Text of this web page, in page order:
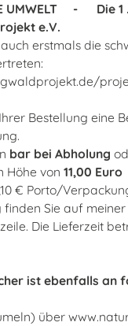
UMWELT - Die 1
e.V.
erstmals die
Bestellung eine
bar bei Abholung
Höhe von 11,00 Euro
€ Porto/
Sie auf
Die Lieferzeit
ist ebenfalls an
über